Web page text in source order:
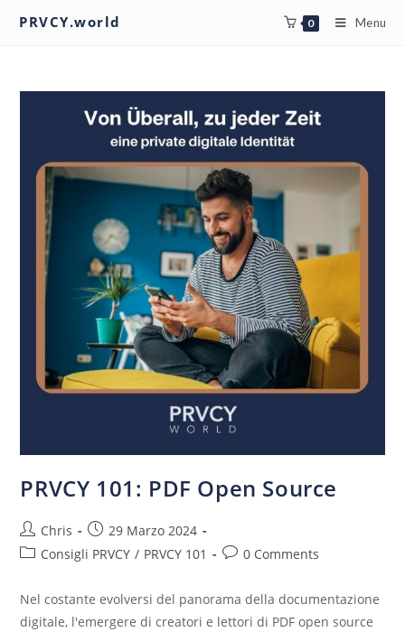
PRVCY.world 0 Menu
PRVCY 101: PDF Open Source
Chris
29 Marzo 2024
Consigli PRVCY / PRVCY 101 0 Comments
Nel costante evolversi del panorama della documentazione
digitale, l'emergere di creatori e lettori di PDF open source